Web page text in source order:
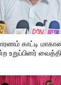
காட்டி
உறுப்பினர்